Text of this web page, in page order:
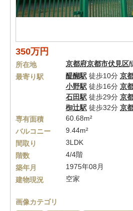
350万円
所在地 京都府京都市伏見区
最寄り駅
醍醐駅 徒歩10分 京
小野駅 徒歩16分 京
石田駅 徒歩29分 京
椥辻駅 徒歩32分 京
専有面積
60.68m²
バルコニー
9.44m²
間取り
3LDK
階数
4/4階
築年月
1975年08月
建物現況
空家
画像カテゴリ